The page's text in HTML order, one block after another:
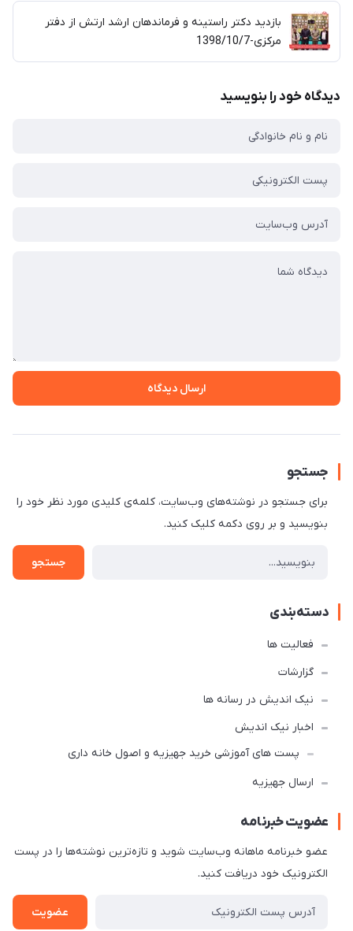
بازدید دکتر راستینه و فرماندهان ارشد ارتش از دفتر
مرکزی-1398/10/7
دیدگاه خود را بنویسید
ارسال دیدگاه
جستجو
برای جستجو در نوشته‌های وب‌سایت، کلمه‌ی کلیدی مورد نظر خود را
بنویسید و بر روی دکمه کلیک کنید.
جستجو
دسته‌بندی
فعالیت ها
گزارشات
نیک اندیش در رسانه ها
اخبار نیک اندیش
پست های آموزشی خرید جهیزیه و اصول خانه داری
ارسال جهیزیه
عضویت خبرنامه
عضو خبرنامه ماهانه وب‌سایت شوید و تازه‌ترین نوشته‌ها را در پست
الکترونیک خود دریافت کنید.
عضویت